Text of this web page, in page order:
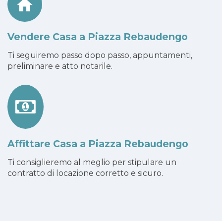
Vendere Casa a Piazza Rebaudengo
Ti seguiremo passo dopo passo, appuntamenti,
preliminare e atto notarile.
Affittare Casa a Piazza Rebaudengo
Ti consiglieremo al meglio per stipulare un
contratto di locazione corretto e sicuro.